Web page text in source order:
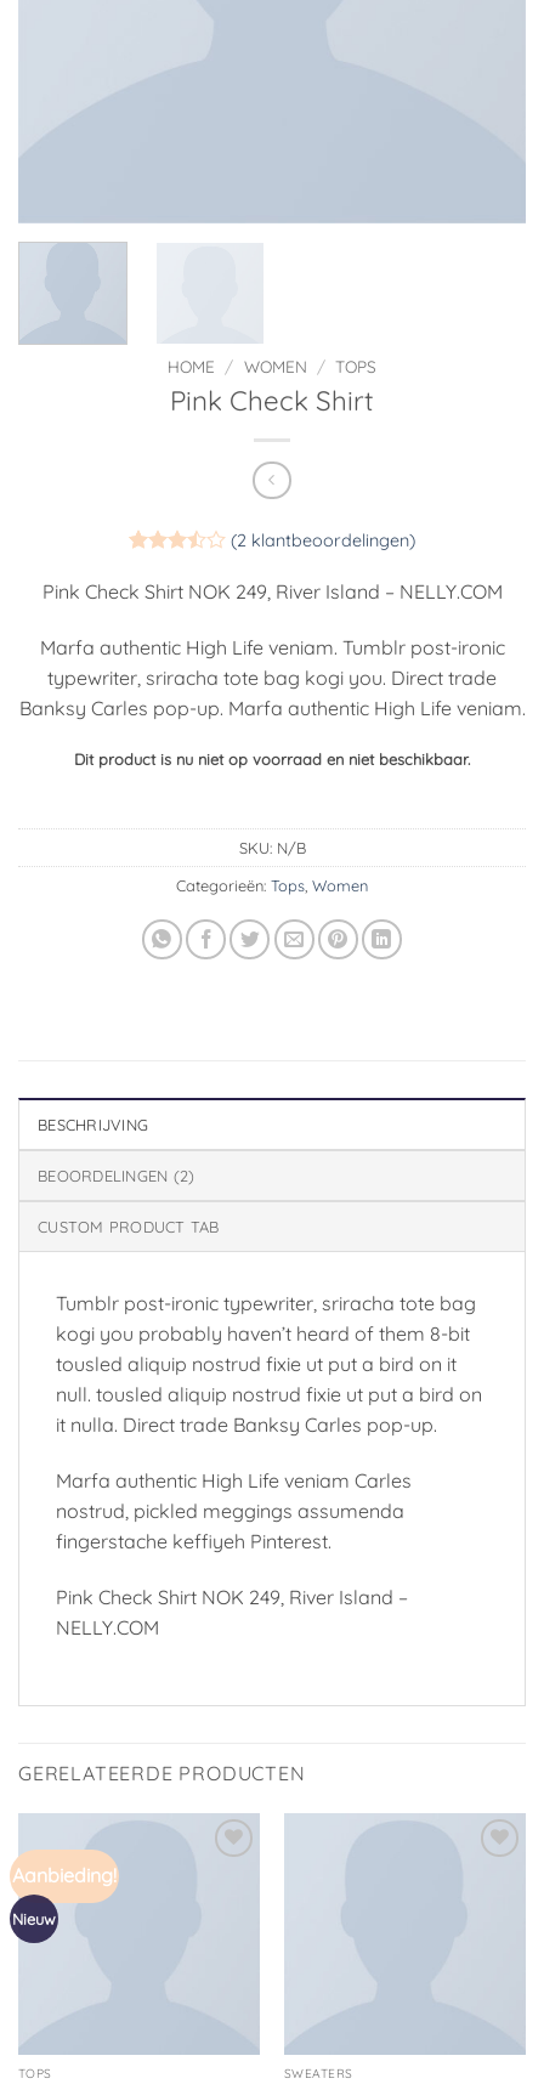
HOME / WOMEN / TOPS
Pink Check Shirt
3.5op
opklant
waarderingen
(2 klantbeoordelingen)
Pink Check Shirt NOK 249, River Island – NELLY.COM
Marfa authentic High Life veniam. Tumblr post-ironic
typewriter, sriracha tote bag kogi you. Direct trade
Banksy Carles pop-up. Marfa authentic High Life veniam.
Dit product is nu niet op voorraad en niet beschikbaar.
SKU: N/B
Categorieën: Tops Women
BESCHRIJVING
BEOORDELINGEN (2)
CUSTOM PRODUCT TAB
Tumblr post-ironic typewriter, sriracha tote bag
kogi you probably haven’t heard of them 8-bit
tousled aliquip nostrud fixie ut put a bird on it
null. tousled aliquip nostrud fixie ut put a bird on
it nulla. Direct trade Banksy Carles pop-up.
Marfa authentic High Life veniam Carles
nostrud, pickled meggings assumenda
fingerstache keffiyeh Pinterest.
Pink Check Shirt NOK 249, River Island –
NELLY.COM
GERELATEERDE PRODUCTEN
Aanbieding!
Nieuw
TOPS SWEATERS